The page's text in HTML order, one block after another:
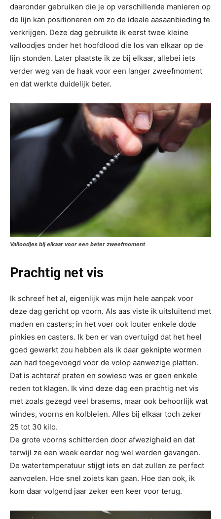
daaronder gebruiken die je op verschillende manieren op
de lijn kan positioneren om zo de ideale aasaanbieding te
verkrijgen. Deze dag gebruikte ik eerst twee kleine
valloodjes onder het hoofdlood die los van elkaar op de
lijn stonden. Later plaatste ik ze bij elkaar, allebei iets
verder weg van de haak voor een langer zweefmoment
en dat werkte duidelijk beter.
Valloodjes bij elkaar voor een beter zweefmoment
Prachtig net vis
Ik schreef het al, eigenlijk was mijn hele aanpak voor
deze dag gericht op voorn. Als aas viste ik uitsluitend met
maden en casters; in het voer ook louter enkele dode
pinkies en casters. Ik ben er van overtuigd dat het heel
goed gewerkt zou hebben als ik daar geknipte wormen
aan had toegevoegd voor de volop aanwezige platten.
Dat is achteraf praten en sowieso was er geen enkele
reden tot klagen. Ik vind deze dag een prachtig net vis
met zoals gezegd veel brasems, maar ook behoorlijk wat
windes, voorns en kolbleien. Alles bij elkaar toch zeker
25 tot 30 kilo.
De grote voorns schitterden door afwezigheid en dat
terwijl ze een week eerder nog wel werden gevangen.
De watertemperatuur stijgt iets en dat zullen ze perfect
aanvoelen. Hoe snel zoiets kan gaan. Hoe dan ook, ik
kom daar volgend jaar zeker een keer voor terug.